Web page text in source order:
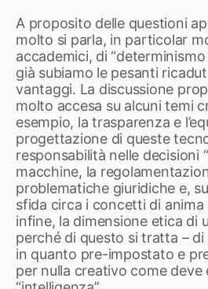
A proposito delle questioni
molto si parla, in particolar
accademici, di
già subiamo le pesanti
vantaggi. La discussione
molto accesa su alcuni temi
esempio, la trasparenza e
progettazione di queste
responsabilità nelle decisioni
macchine, la
problematiche giuridiche e,
sfida circa i concetti di anima
infine, la dimensione etica di
perché di questo si tratta –
in quanto pre-impostato e
per nulla creativo come deve